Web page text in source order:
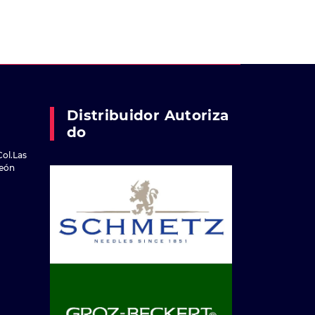
Distribuidor Autoriza
Do